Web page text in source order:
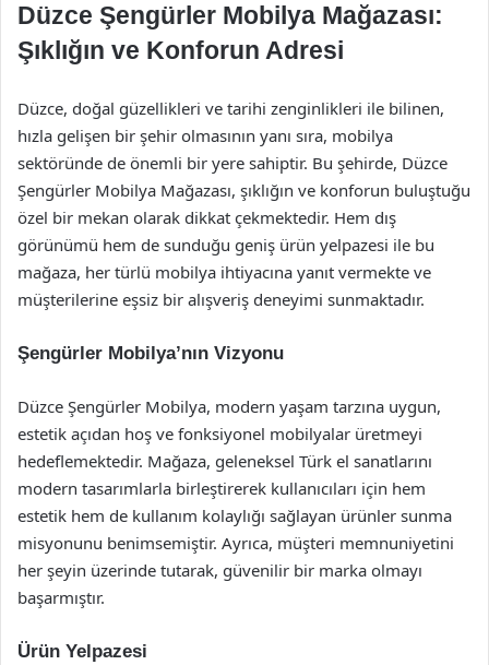
Düzce Şengürler Mobilya Mağazası:
Şıklığın ve Konforun Adresi
Düzce, doğal güzellikleri ve tarihi zenginlikleri ile bilinen,
hızla gelişen bir şehir olmasının yanı sıra, mobilya
sektöründe de önemli bir yere sahiptir. Bu şehirde, Düzce
Şengürler Mobilya Mağazası, şıklığın ve konforun buluştuğu
özel bir mekan olarak dikkat çekmektedir. Hem dış
görünümü hem de sunduğu geniş ürün yelpazesi ile bu
mağaza, her türlü mobilya ihtiyacına yanıt vermekte ve
müşterilerine eşsiz bir alışveriş deneyimi sunmaktadır.
Şengürler Mobilya’nın Vizyonu
Düzce Şengürler Mobilya, modern yaşam tarzına uygun,
estetik açıdan hoş ve fonksiyonel mobilyalar üretmeyi
hedeflemektedir. Mağaza, geleneksel Türk el sanatlarını
modern tasarımlarla birleştirerek kullanıcıları için hem
estetik hem de kullanım kolaylığı sağlayan ürünler sunma
misyonunu benimsemiştir. Ayrıca, müşteri memnuniyetini
her şeyin üzerinde tutarak, güvenilir bir marka olmayı
başarmıştır.
Ürün Yelpazesi